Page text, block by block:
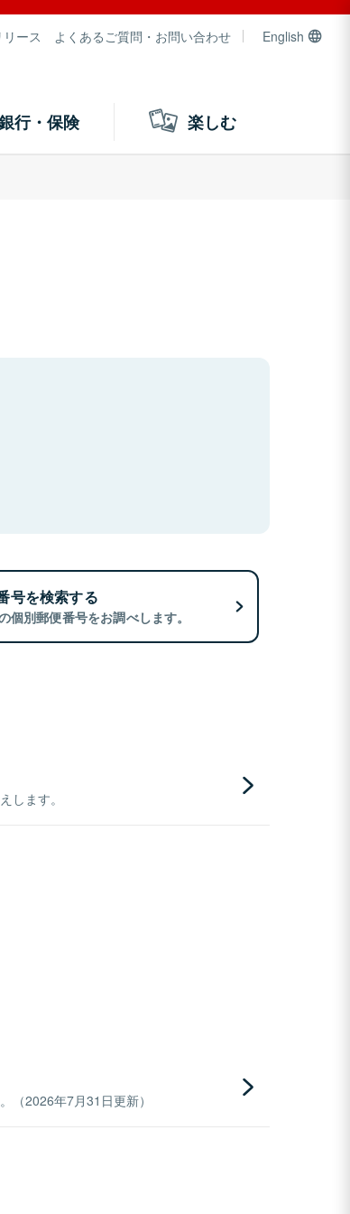
ース よくあるご質問・お問い合わせ English
行・保険 楽しむ
号を検索する
個別郵便番号をお調べします。
します。
（2026年7月31日更新）